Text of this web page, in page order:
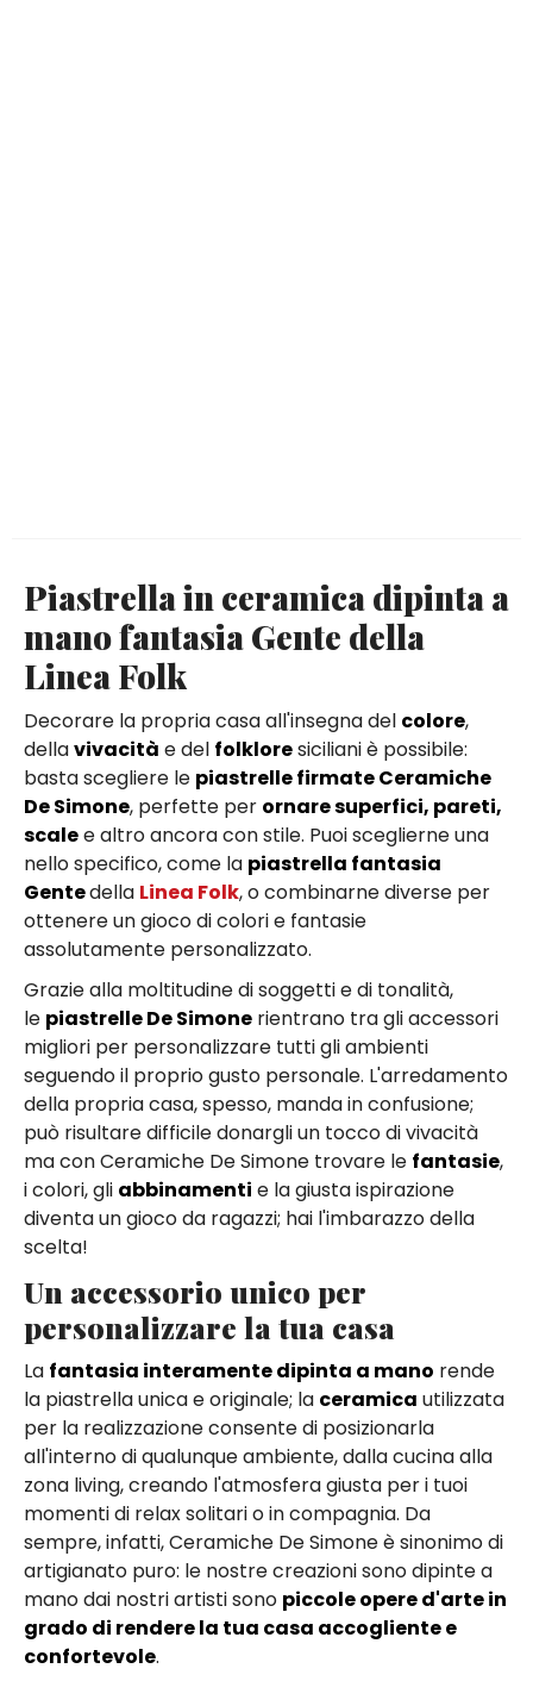
Piastrella in ceramica dipinta a
mano fantasia Gente della
Linea Folk
Decorare la propria casa all'insegna del colore,
dellavivacità e del folkloresiciliani è possibile:
basta scegliere le piastrelle firmate Ceramiche
De Simone, perfette per ornare superfici, pareti,
scalee altro ancora con stile. Puoi sceglierne una
nello specifico, come la piastrella fantasia
Gentedella Linea Folk, o combinarne diverse per
ottenere un gioco di colori e fantasie
assolutamente personalizzato.
Grazie alla moltitudine di soggetti e di tonalità,
le piastrelle De Simone rientrano tra gli accessori
migliori per personalizzare tutti gli ambienti
seguendo il proprio gusto personale. L'arredamento
della propria casa, spesso, manda in confusione;
può risultare difficile donargli un tocco di vivacità
ma con Ceramiche De Simone trovare le fantasie,
i colori, gli abbinamenti e la giusta ispirazione
diventa un gioco da ragazzi; hai l'imbarazzo della
scelta!
Un accessorio unico per
personalizzare la tua casa
La fantasia interamente dipinta a mano rende
la piastrella unica e originale; la ceramica utilizzata
per la realizzazione consente di posizionarla
all'interno di qualunque ambiente, dalla cucina alla
zona living, creando l'atmosfera giusta per i tuoi
momenti di relax solitari o in compagnia. Da
sempre, infatti, Ceramiche De Simone è sinonimo di
artigianato puro: le nostre creazioni sono dipinte a
mano dai nostri artisti sono piccole opere d'arte in
grado di rendere la tua casa accogliente e
confortevole.